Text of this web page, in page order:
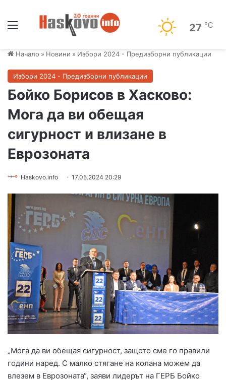
27 ℃
Начало » Новини » Избори 2024 - Предизборни публикации
Избори 2024 - Предизборни публикации
Бойко Борисов в Хасково:
Мога да ви обещая
сигурност и влизане в
Еврозоната
Haskovo.info 17.05.2024 20:29
„Мога да ви обещая сигурност, защото сме го правили
години наред. С малко стягане на колана можем да
влезем в Еврозоната“, заяви лидерът на ГЕРБ Бойко